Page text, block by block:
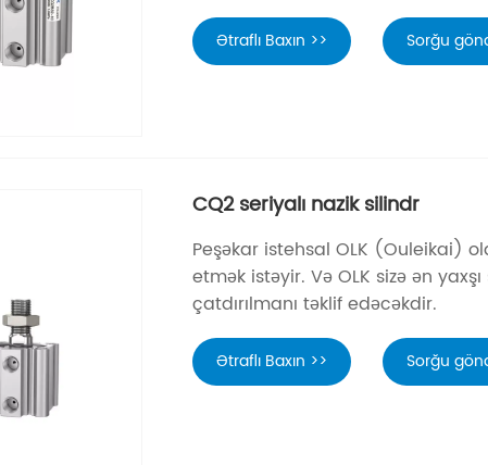
Ətraflı Baxın >> Sorğu
CQ2 seriyalı nazik silindr
Peşəkar istehsal OLK (Ouleikai)
etmək istəyir. Və OLK sizə ən
çatdırılmanı təklif edəcəkdir.
Ətraflı Baxın >> Sorğu